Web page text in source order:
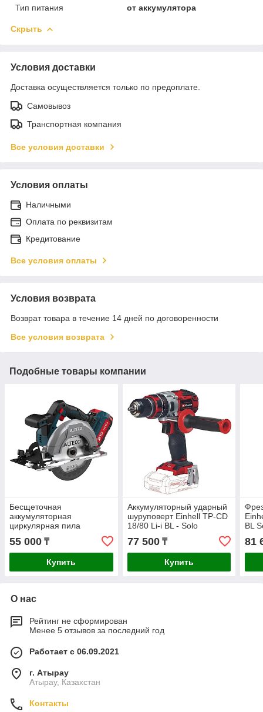
Тип питания
от аккумулятора
Скрыть
Условия доставки
Доставка осуществляется только по предоплате.
Самовывоз
Транспортная компания
Все условия доставки
Условия оплаты
Наличными
Оплата по реквизитам
Кредитование
Все условия оплаты
Условия возврата
Возврат товара в течение 14 дней по договоренности
Все условия возврата
Подобные товары компании
Бесщеточная
аккумуляторная
циркулярная пила
ALTECO CCS 20-165 Li BL
55 000 ₸
Купить
Аккумуляторный ударный
шуруповерт Einhell TP-CD
18/80 Li-i BL - Solo
77 500₸
Купить
BL
81
О нас
Рейтинг не сформирован
Менее 5 отзывов за последний год
Работает с 06.09.2021
г. Атырау
Атырау, Казахстан
Контакты